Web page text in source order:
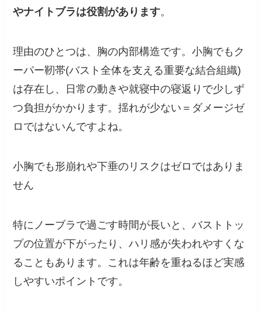
やナイトブラは役割があります。
理由のひとつは、胸の内部構造です。小胸でもク
ーパー靭帯(バスト全体を支える重要な結合組織)
は存在し、日常の動きや就寝中の寝返りで少しず
つ負担がかかります。揺れが少ない＝ダメージゼ
ロではないんですよね。
小胸でも形崩れや下垂のリスクはゼロではありま
せん
特にノーブラで過ごす時間が長いと、バストトッ
プの位置が下がったり、ハリ感が失われやすくな
ることもあります。これは年齢を重ねるほど実感
しやすいポイントです。